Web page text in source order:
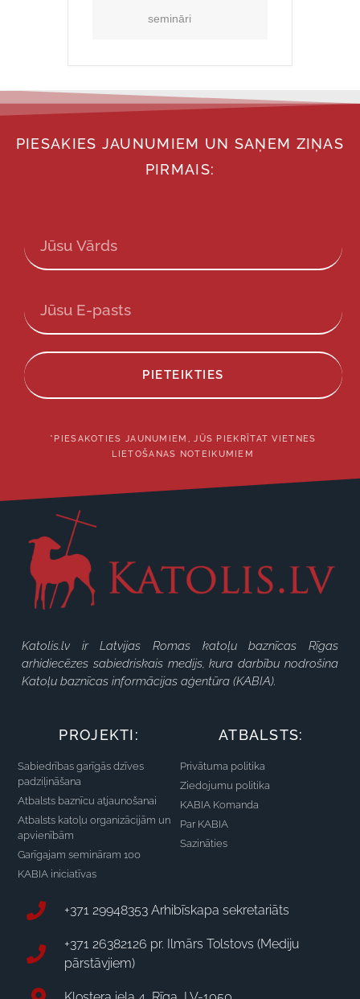
semināri
PIESAKIES JAUNUMIEM UN SAŅEM ZIŅAS
PIRMAIS:
PIETEIKTIES
*PIESAKOTIES JAUNUMIEM, JŪS PIEKRĪTAT VIETNES
LIETOŠANAS NOTEIKUMIEM
Katolis.lv ir Latvijas Romas katoļu baznīcas Rīgas
arhidiecēzes sabiedriskais medijs, kura darbību nodrošina
Katoļu baznīcas informācijas aģentūra (KABIA).
PROJEKTI:
Sabiedrības garīgās dzīves
padziļināšana
Atbalsts baznīcu atjaunošanai
Atbalsts katoļu organizācijām un
apvienībām
Garīgajam semināram 100
KABIA iniciatīvas
ATBALSTS:
Privātuma politika
Ziedojumu politika
KABIA Komanda
Par KABIA
Sazināties
+371 29948353 Arhibīskapa sekretariāts
+371 26382126 pr. Ilmārs Tolstovs (Mediju
pārstāvjiem)